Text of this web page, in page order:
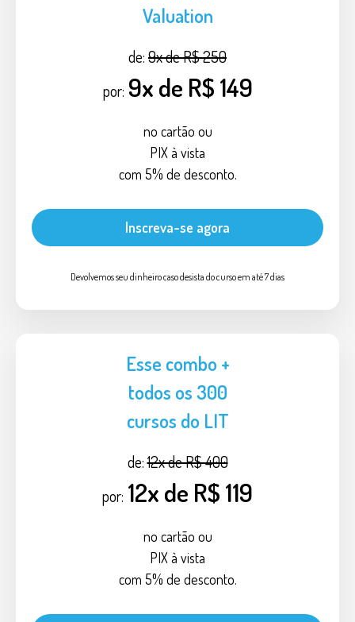
Valuation
de:9x de R$ 250
por: 9x de R$ 149
no cartão ou
PIX à vista
com 5% de desconto.
Inscreva-se agora
Devolvemos seu dinheiro caso desista do curso em até 7 dias
Esse combo +
todos os 300
cursos do LIT
de:12x de R$ 400
por: 12x de R$ 119
no cartão ou
PIX à vista
com 5% de desconto.